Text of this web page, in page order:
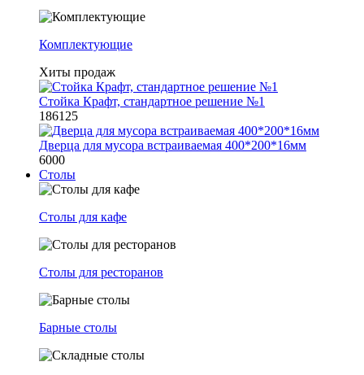
Комплектующие
Хиты продаж
Стойка Крафт, стандартное решение №1
186125
Дверца для мусора встраиваемая 400*200*16мм
6000
Столы
Столы для кафе
Столы для ресторанов
Барные столы